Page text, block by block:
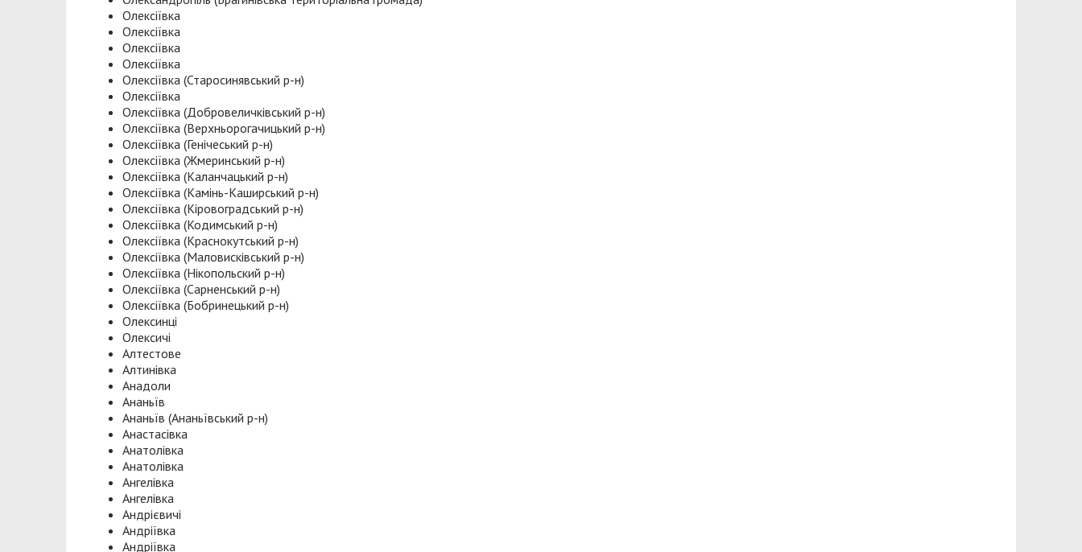
Олексіївка
Олексіївка
Олексіївка
Олексіївка
Олексіївка (Старосинявський р-н)
Олексіївка
Олексіївка (Добровеличківський р-н)
Олексіївка (Верхньорогачицький р-н)
Олексіївка (Генічеський р-н)
Олексіївка (Жмеринський р-н)
Олексіївка (Каланчацький р-н)
Олексіївка (Камінь-Каширський р-н)
Олексіївка (Кіровоградський р-н)
Олексіївка (Кодимський р-н)
Олексіївка (Краснокутський р-н)
Олексіївка (Маловисківський р-н)
Олексіївка (Нікопольский р-н)
Олексіївка (Сарненський р-н)
Олексіївка (Бобринецький р-н)
Олексинці
Олексичі
Алтестове
Алтинівка
Анадоли
Ананьїв
Ананьїв (Ананьївський р-н)
Анастасівка
Анатолівка
Анатолівка
Ангелівка
Ангелівка
Андрієвичі
Андріївка
Андріївка